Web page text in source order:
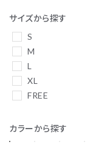
サイズから探す
S
M
L
XL
FREE
カラーから探す